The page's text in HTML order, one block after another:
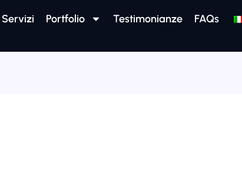
Servizi Portfolio Testimonianze FAQs